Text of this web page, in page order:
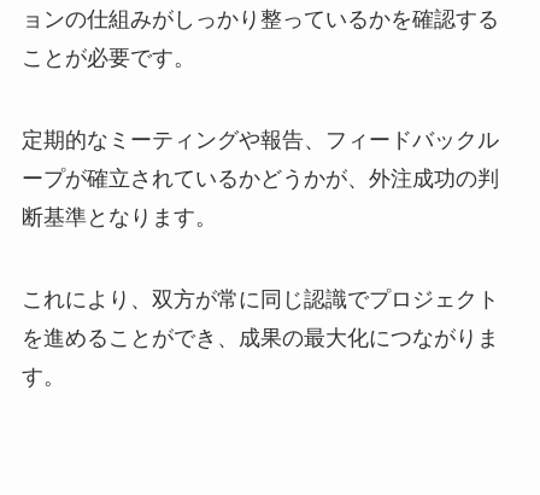
ョンの仕組みがしっかり整っているかを確認する
ことが必要です。
定期的なミーティングや報告、フィードバックル
ープが確立されているかどうかが、外注成功の判
断基準となります。
これにより、双方が常に同じ認識でプロジェクト
を進めることができ、成果の最大化につながりま
す。